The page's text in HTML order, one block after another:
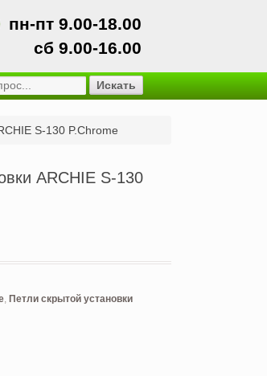
пн-пт 9.00-18.00
сб 9.00-16.00
S-130 P.Chrome
ARCHIE S-130
установки ARCHIE S-130 P.Chrome
, Петли скрытой установки